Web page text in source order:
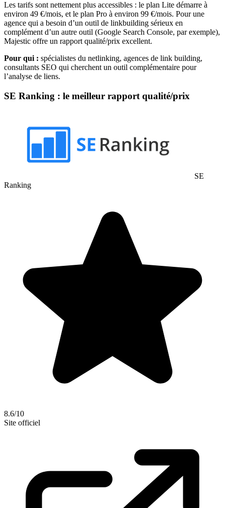
Les tarifs sont nettement plus accessibles : le plan Lite démarre à
environ 49 €/mois, et le plan Pro à environ 99 €/mois. Pour une
agence qui a besoin d’un outil de linkbuilding sérieux en
complément d’un autre outil (Google Search Console, par exemple),
Majestic offre un rapport qualité/prix excellent.
Pour qui : spécialistes du netlinking, agences de link building,
consultants SEO qui cherchent un outil complémentaire pour
l’analyse de liens.
SE Ranking : le meilleur rapport qualité/prix
SE
Ranking
8.6/10
Site officiel